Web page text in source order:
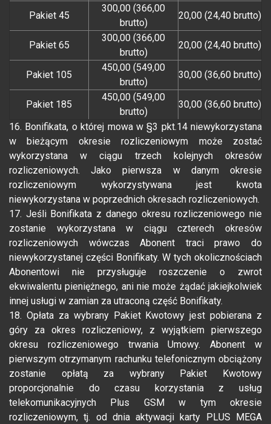
Pakiet 45
300,00 (366,00
brutto)
20,00 (24,40 brutto)
Pakiet 65
300,00 (366,00
brutto)
20,00 (24,40 brutto)
Pakiet 105
450,00 (549,00
brutto)
30,00 (36,60 brutto)
Pakiet 185
450,00 (549,00
brutto)
30,00 (36,60 brutto)
16. Bonifikata, o której mowa w §3 pkt.14 niewykorzystana
w bieżącym okresie rozliczeniowym może zostać
wykorzystana w ciągu trzech kolejnych okresów
rozliczeniowych. Jako pierwsza w danym okresie
rozliczeniowym wykorzystywana jest kwota
niewykorzystana w poprzednich okresach rozliczeniowych.
17. Jeśli Bonifikata z danego okresu rozliczeniowego nie
zostanie wykorzystana w ciągu czterech okresów
rozliczeniowych wówczas Abonent traci prawo do
niewykorzystanej części Bonifikaty. W tych okolicznościach
Abonentowi nie przysługuje roszczenie o zwrot
ekwiwalentu pieniężnego, ani nie może żądać jakiejkolwiek
innej usługi w zamian za utraconą część Bonifikaty.
18. Opłata za wybrany Pakiet Kwotowy jest pobierana z
góry za okres rozliczeniowy, z wyjątkiem pierwszego
okresu rozliczeniowego trwania Umowy. Abonent w
pierwszym otrzymanym rachunku telefonicznym obciążony
zostanie opłatą za wybrany Pakiet Kwotowy
proporcjonalnie do czasu korzystania z usług
telekomunikacyjnych Plus GSM w tym okresie
rozliczeniowym, tj. od dnia aktywacji karty PLUS MEGA